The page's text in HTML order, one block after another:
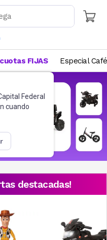
Federal
cuando
FIJAS Especial Café
destacadas!